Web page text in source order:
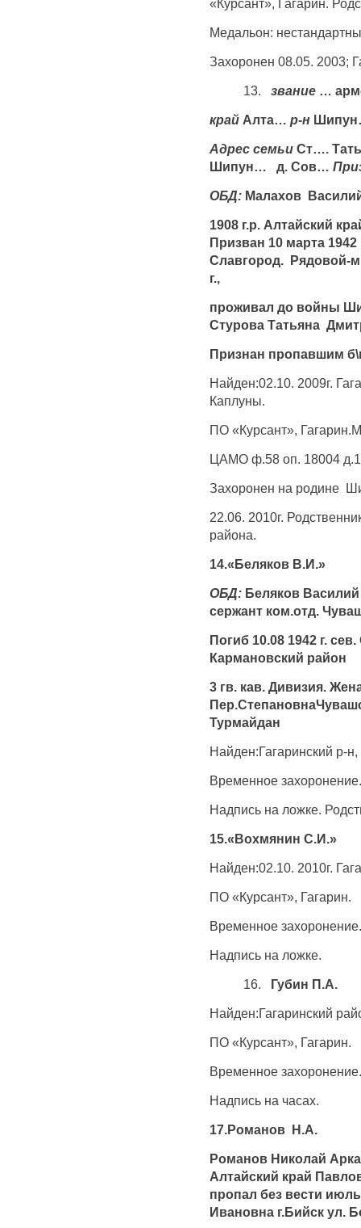
Медальон:
Захоронен 08.05. 2003;
13. звание
…
край Алта… р-н
Адрес семьи Ст….
Шипун… д. Сов…
ОБД: Малахов
1908 г.р. Алтайский
Призван 10 марта
Славгород. Рядовой-
г.,
проживал до войны
Стурова Татьяна
Признан пропавшим
Найден:02.10. 2009г.
Каплуны.
ПО «Курсант»,
ЦАМО ф.58 оп. 18004
Захоронен на родине
22.06. 2010г.
района.
14.«Беляков В.И.»
ОБД: Беляков
сержант ком.отд.
Погиб 10.08 1942 г.
Кармановский район
3 гв. кав. Дивизия.
Турмайдан
Найден:Гагаринский р-
Временное захоронение.
Надпись на ложке.
15.«Вохмянин С.И.»
Найден:02.10. 2010г.
ПО «Курсант», Гагарин.
Временное захоронение.
Надпись на ложке.
16. Губин П.А.
Найден:Гагаринский
ПО «Курсант», Гагарин.
Временное захоронение.
Надпись на часах.
17.Романов Н.А.
Романов Николай
Алтайский край
пропал без вести
Ивановна г.Бийск ул.